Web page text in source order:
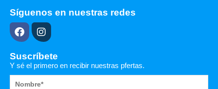
Síguenos en nuestras redes
F
a
c
b
o
o
I
n
s
a
g
r
Suscríbete
Y sé el primero en recibir nuestras pfertas.